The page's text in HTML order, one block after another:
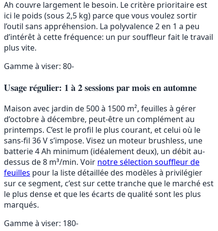
Ah couvre largement le besoin. Le critère prioritaire est
ici le poids (sous 2,5 kg) parce que vous voulez sortir
l’outil sans appréhension. La polyvalence 2 en 1 a peu
d’intérêt à cette fréquence: un pur souffleur fait le travail
plus vite.
Gamme à viser: 80-
Usage régulier: 1 à 2 sessions par mois en automne
Maison avec jardin de 500 à 1500 m², feuilles à gérer
d’octobre à décembre, peut-être un complément au
printemps. C’est le profil le plus courant, et celui où le
sans-fil 36 V s’impose. Visez un moteur brushless, une
batterie 4 Ah minimum (idéalement deux), un débit au-
dessus de 8 m³/min. Voir notre sélection souffleur de
feuilles pour la liste détaillée des modèles à privilégier
sur ce segment, c’est sur cette tranche que le marché est
le plus dense et que les écarts de qualité sont les plus
marqués.
Gamme à viser: 180-